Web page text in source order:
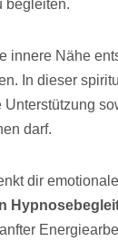
begleiten.
innere Nähe
In dieser
darf.
dir